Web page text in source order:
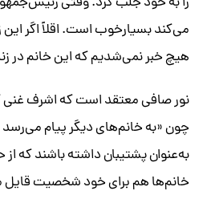
می‌کند بسیارخوب است. اقلاً اگر
هیچ خبر نمی‌شدیم که این خانم در
نور صافی معتقد است که اشرف غنی
چون «به خانم‌های دیگر پیام می‌رسد
به‌عنوان پشتیبان داشته باشند که
خانم‌ها هم برای خود شخصیت قایل